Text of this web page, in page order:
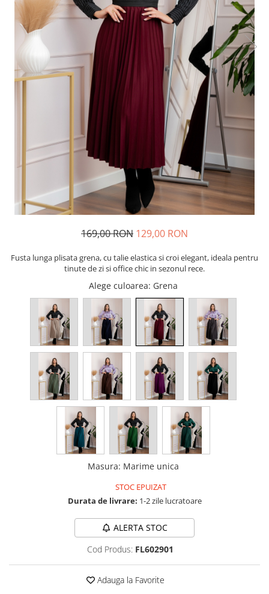
169,00 RON 129,00 RON
Fusta lunga plisata grena, cu talie elastica si croi elegant, ideala pentru
tinute de zi si office chic in sezonul rece.
Alege culoarea: Grena
Masura: Marime unica
STOC EPUIZAT
Durata de livrare: 1-2 zile lucratoare
ALERTA STOC
Cod Produs: FL602901
Adauga la Favorite